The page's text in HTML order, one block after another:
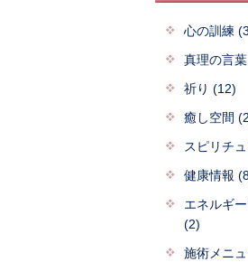
心の訓練
真理の言
祈り (12)
癒し空間
スピリチ
健康情報
エネルギ
(2)
施術メニ